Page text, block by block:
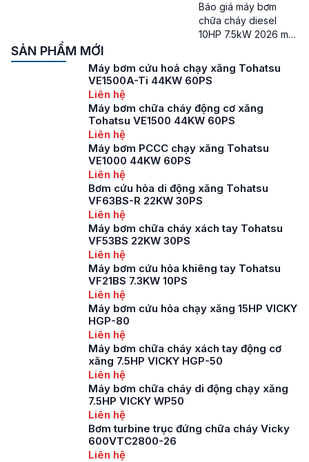
Báo giá máy bơm
chữa cháy diesel
10HP 7.5kW 2026 mới
máy bơm chữa cháy
diesel 10HP – Máy
thiết bị không thể
thiếu trong hệ thống
cháy, được thiết kế
định […]
SẢN PHẨM MỚI
Máy bơm cứu hoả chạy xăng Tohatsu
VE1500A-Ti 44KW 60PS
Liên hệ
Máy bơm chữa cháy động cơ xăng
Tohatsu VE1500 44KW 60PS
Liên hệ
Máy bơm PCCC chạy xăng Tohatsu
VE1000 44KW 60PS
Liên hệ
Bơm cứu hỏa di động xăng Tohatsu
VF63BS-R 22KW 30PS
Liên hệ
Máy bơm chữa cháy xách tay Tohatsu
VF53BS 22KW 30PS
Liên hệ
Máy bơm cứu hỏa khiêng tay Tohatsu
VF21BS 7.3KW 10PS
Liên hệ
Máy bơm cứu hỏa chạy xăng 15HP VICKY
HGP-80
Liên hệ
Máy bơm chữa cháy xách tay động cơ
xăng 7.5HP VICKY HGP-50
Liên hệ
Máy bơm chữa cháy di động chạy xăng
7.5HP VICKY WP50
Liên hệ
Bơm turbine trục đứng chữa cháy Vicky
600VTC2800-26
Liên hệ